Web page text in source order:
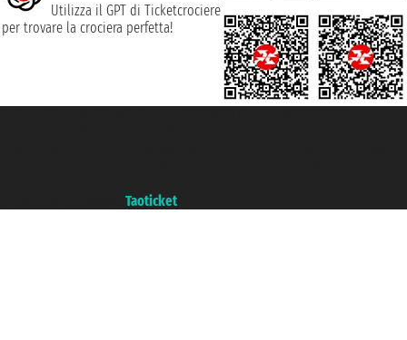
Utilizza il GPT di Ticketcrociere
per trovare la crociera perfetta!
Taoticket